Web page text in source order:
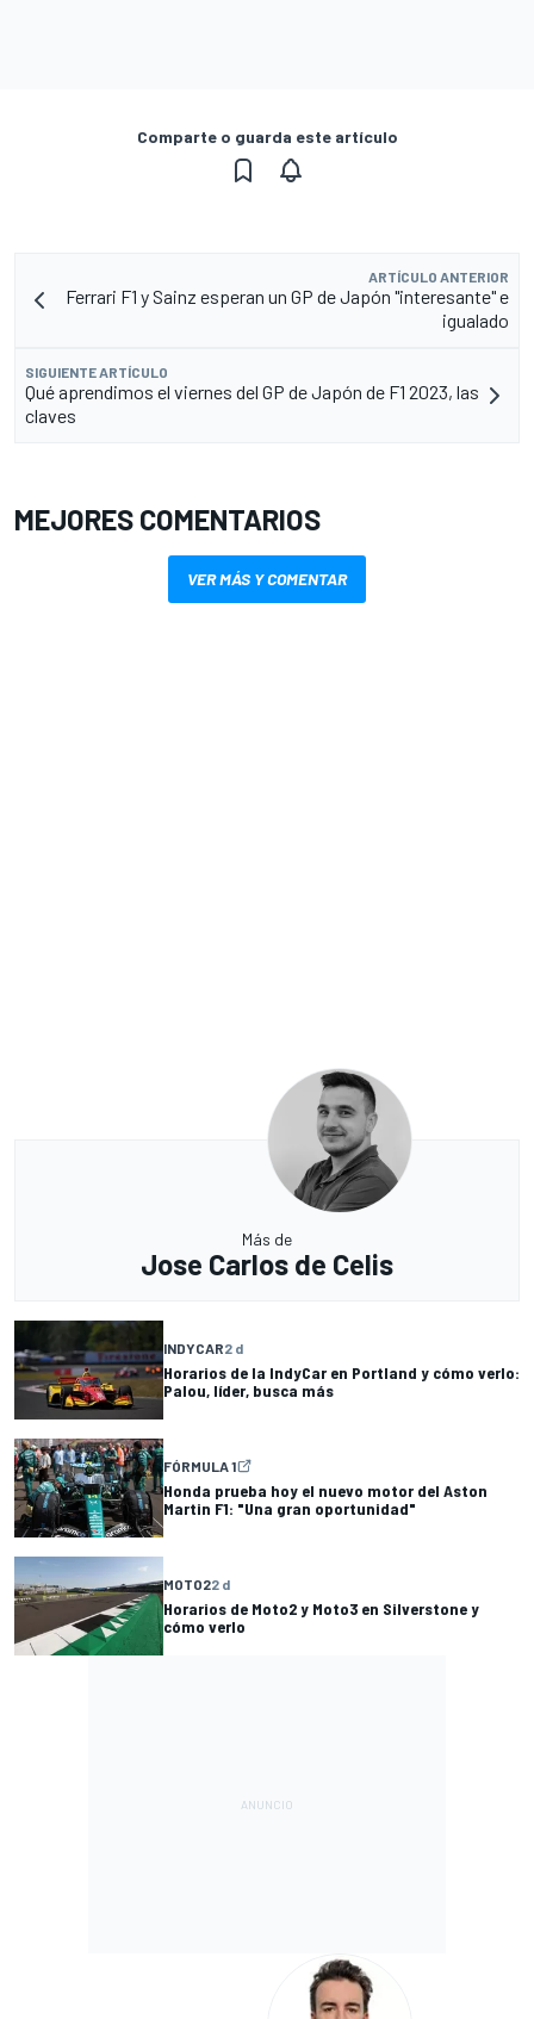
Comparte o guarda este artículo
ARTÍCULO ANTERIOR
Ferrari F1 y Sainz esperan un GP de Japón "interesante" e
igualado
SIGUIENTE ARTÍCULO
Qué aprendimos el viernes del GP de Japón de F1 2023, las
claves
MEJORES COMENTARIOS
VER MÁS Y COMENTAR
Más de
Jose Carlos de Celis
INDYCAR2 d
Horarios de la IndyCar en Portland y cómo verlo:
Palou, líder, busca más
FÓRMULA 1
Honda prueba hoy el nuevo motor del Aston
Martin F1: "Una gran oportunidad"
MOTO22 d
Horarios de Moto2 y Moto3 en Silverstone y
cómo verlo